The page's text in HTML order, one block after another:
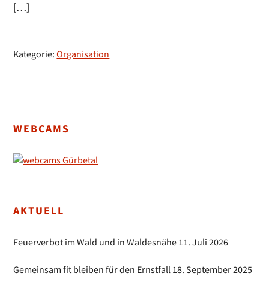
[…]
Kategorie:Organisation
Seitenspalte
WEBCAMS
AKTUELL
Feuerverbot im Wald und in Waldesnähe11. Juli 2026
Gemeinsam fit bleiben für den Ernstfall18. September 2025